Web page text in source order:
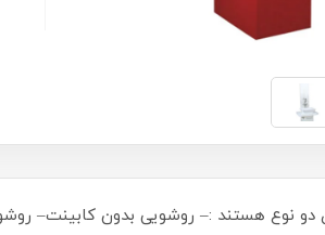
دو نوع هستند :– روشویی بدون